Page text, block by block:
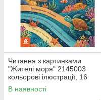
Читання з картинками
"Жителі моря" 2145003
кольорові ілюстрації, 16
сторінок
В наявності